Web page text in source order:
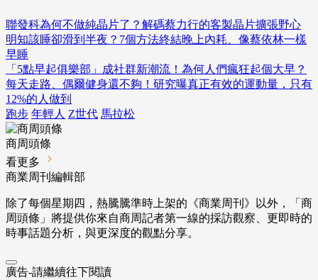
聯發科為何不做純晶片了？解碼蔡力行的客製晶片擴張野心
明知該睡卻滑到半夜？7個方法終結晚上內耗、像蔡依林一樣
早睡
「5點早起俱樂部」成社群新潮流！為何人們瘋狂起個大早？
每天走路、偶爾健身還不夠！研究曝真正有效的運動量，只有
12%的人做到
跑步 年輕人 Z世代 馬拉松
商周頭條
看更多
商業周刊編輯部
除了每個星期四，熱騰騰準時上架的《商業周刊》以外，「商
周頭條」將提供你來自商周記者第一線的採訪觀察、 更即時的
時事話題分析，與更深度的觀點分享。
廣告-請繼續往下閱讀